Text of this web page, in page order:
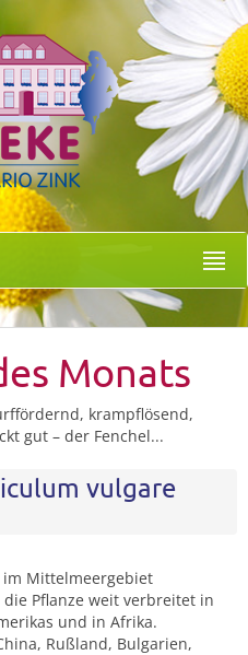
Monats
krampflösend,
gut – der Fenchel...
vulgare
Mittelmeergebiet
Pflanze weit verbreitet in
und in Afrika.
Rußland, Bulgarien,